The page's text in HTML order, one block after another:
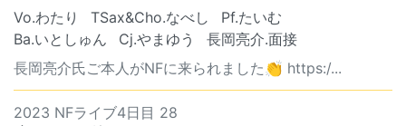
Vo.わたり TSax&Cho.なべし
Pf.たいむ
Ba.いとしゅん
Cj.やまゆう
長岡亮介.面接
長岡亮介氏ご本人がNFに来られました👏 https:/...
2023 NFライブ4日目 28